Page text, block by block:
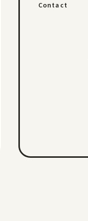
Contact